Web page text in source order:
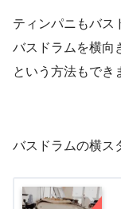
ティンパニもバス
バスドラムを横向
という方法もでき
バスドラムの横ス